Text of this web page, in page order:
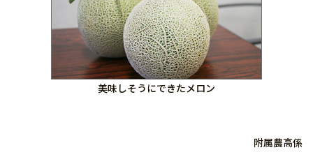
美味しそうにできたメロン
附属農高係